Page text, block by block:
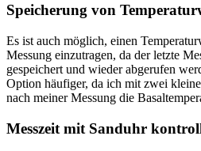
Speicherung von
Es ist auch möglich, einen
Messung einzutragen, da der letzte
gespeichert und wieder abgerufen
Option häufiger, da ich mit zwei
nach meiner Messung die
Messzeit mit Sanduhr